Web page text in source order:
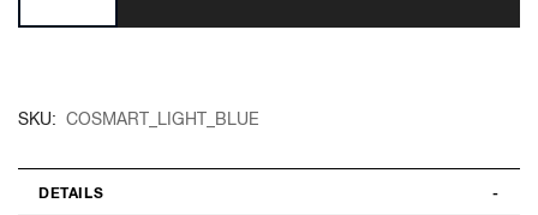
SKU COSMART_LIGHT_BLUE
DETAILS